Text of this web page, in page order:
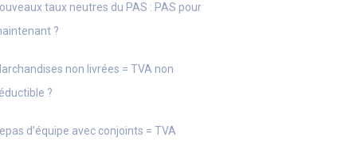
taux neutres du PAS : PAS pour
?
non livrées = TVA non
?
d’équipe avec conjoints = TVA